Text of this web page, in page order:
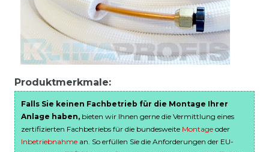
Produktmerkmale:
Falls Sie keinen Fachbetrieb für die Montage Ihrer
Anlage haben, bieten wir Ihnen gerne die Vermittlung eines
zertifizierten Fachbetriebs für die bundesweite Montage oder
Inbetriebnahme an. So erfüllen Sie die Anforderungen der EU-